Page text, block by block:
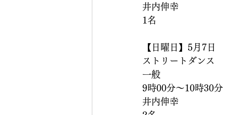
井内伸幸
1名
【日曜日】5月7日
ストリートダンス
一般
9時00分〜10時30分
井内伸幸